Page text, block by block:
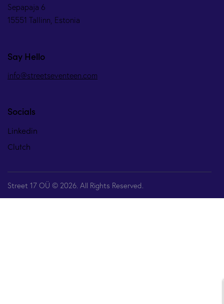
Sepapaja 6
15551 Tallinn, Estonia
Say Hello
info@streetseventeen.com
Socials
Linkedin
Clutch
Street 17 OÜ © 2026. All Rights Reserved.